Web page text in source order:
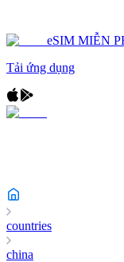
eSIM MIỄN
Tải ứng dụng
countries
china